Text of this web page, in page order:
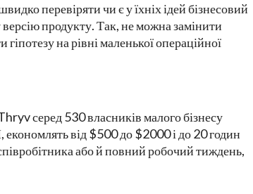
перевіряти чи є у їхніх ідей бізнесовий
продукту. Так, не можна замінити
на рівні маленької операційної
серед 530 власників малого бізнесу
від $500 до $2000 і до 20 годин
або й повний робочий тиждень,